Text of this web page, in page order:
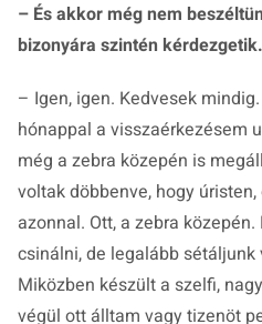
– És akkor még nem
bizonyára szintén kérdezgetik.
– Igen, igen. Kedvesek
hónappal a visszaérkezésem
még a zebra közepén is
voltak döbbenve, hogy
azonnal. Ott, a zebra
csinálni, de legalább
Miközben készült a szelfi,
végül ott álltam vagy tizenöt